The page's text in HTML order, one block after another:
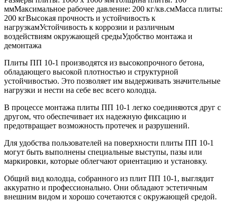
ммМаксимальное рабочее давление: 200 кг/кв.смМасса плиты:
200 кгВысокая прочность и устойчивость к
нагрузкамУстойчивость к коррозии и различным
воздействиям окружающей средыУдобство монтажа и
демонтажа
Плиты ПП 10-1 производятся из высокопрочного бетона,
обладающего высокой плотностью и структурной
устойчивостью. Это позволяет им выдерживать значительные
нагрузки и нести на себе вес всего колодца.
В процессе монтажа плиты ПП 10-1 легко соединяются друг с
другом, что обеспечивает их надежную фиксацию и
предотвращает возможность протечек и разрушений.
Для удобства пользователей на поверхности плиты ПП 10-1
могут быть выполнены специальные выступы, пазы или
маркировки, которые облегчают ориентацию и установку.
Общий вид колодца, собранного из плит ПП 10-1, выглядит
аккуратно и профессионально. Они обладают эстетичным
внешним видом и хорошо сочетаются с окружающей средой.